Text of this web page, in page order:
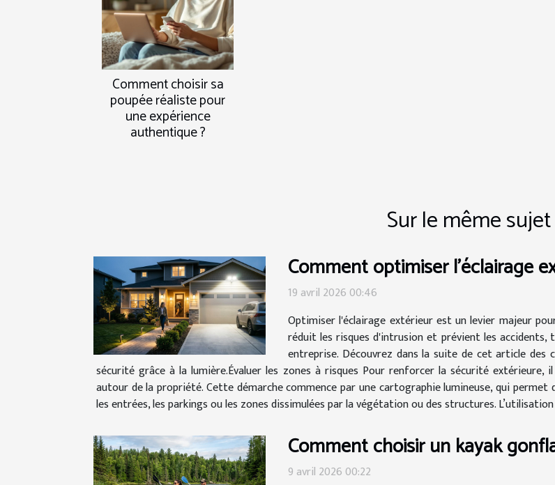
Comment choisir sa
poupée réaliste pour
une expérience
authentique ?
Sur le même sujet
Comment optimiser l'éclairage
19 avril 2026 00:46
Optimiser l'éclairage extérieur est un levier majeur
réduit les risques d'intrusion et prévient les
entreprise. Découvrez dans la suite de cet article
sécurité grâce à la lumière.Évaluer les zones à risques Pour renforcer la sécurité extérieure,
autour de la propriété. Cette démarche commence par une cartographie lumineuse, qui permet
les entrées, les parkings ou les zones dissimulées par la végétation ou des structures. L’utilisation
Comment choisir un kayak
9 avril 2026 00:22